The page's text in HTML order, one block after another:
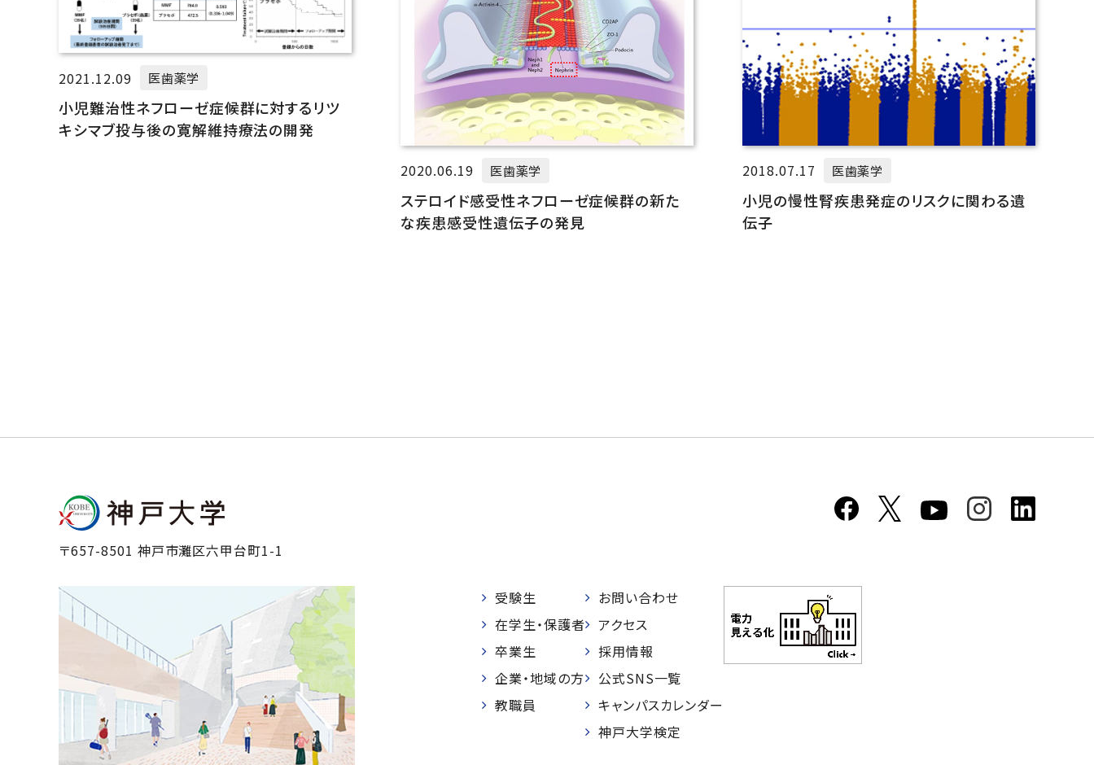
2021.12.09 医歯薬学
小児難治性ネフローゼ症候群に対するリツ
キシマブ投与後の寛解維持療法の開発
2020.06.19 医歯薬学
ステロイド感受性ネフローゼ症候群の新た
な疾患感受性遺伝子の発見
2018.07.17 医歯薬学
小児の慢性腎疾患発症のリスクに関わる遺
伝子
〒657-8501 神戸市灘区六甲台町1-1
受験生
在学生・保護者
卒業生
企業・地域の方
教職員
お問い合わせ
アクセス
採用情報
公式SNS一覧
キャンパスカレンダー
神戸大学検定